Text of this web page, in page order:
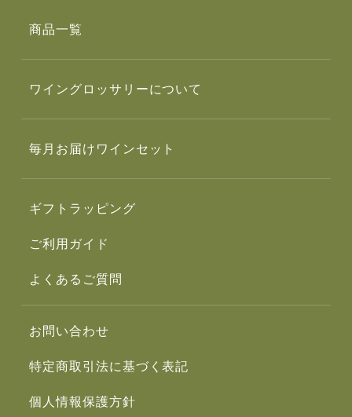
商品一覧
ワイングロッサリーについて
毎月お届けワインセット
ギフトラッピング
ご利用ガイド
よくあるご質問
お問い合わせ
特定商取引法に基づく表記
個人情報保護方針